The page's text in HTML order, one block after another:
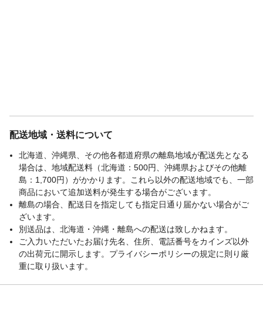
配送地域・送料について
北海道、沖縄県、その他各都道府県の離島地域が配送先となる
場合は、地域配送料（北海道：500円、沖縄県およびその他離
島：1,700円）がかかります。これら以外の配送地域でも、一部
商品において追加送料が発生する場合がございます。
離島の場合、配送日を指定しても指定日通り届かない場合がご
ざいます。
別送品は、北海道・沖縄・離島への配送は致しかねます。
ご入力いただいたお届け先名、住所、電話番号をカインズ以外
の出荷元に開示します。プライバシーポリシーの規定に則り厳
重に取り扱います。